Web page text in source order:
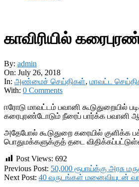
காவிரியில்
By: admin
On: July 26, 2018
In: அண்மைச் செய்திகள், மாவட்ட
With: 0 Comments
ஈரோடு மாவட்டம் பவானி கூடுதுறையில்
கரைபுரண்டோடும் நீரைப் பார்க்க
அதேபோல் கூடுதுறை கரையில் குளிக்க
பொதுமக்களுக்குத் தடை
Post Views: 692
2018-
07-
Previous Post: 50,000 ரூபாய்க்கு அரசு
Next Post: 40 வருடங்கள் மனைவியுடன்